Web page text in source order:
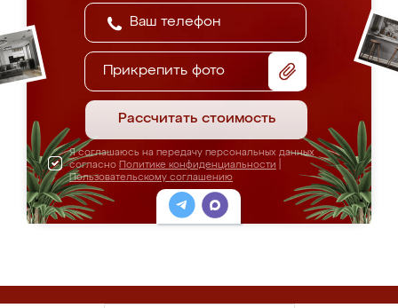
Прикрепить фото
Рассчитать стоимость
Я соглашаюсь на передачу персональных данных
согласно Политике конфиденциальности
Пользовательскому соглашению